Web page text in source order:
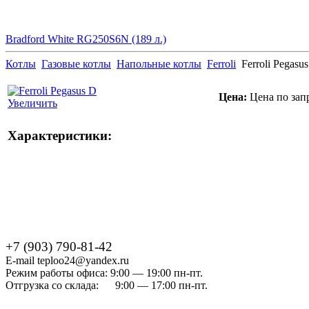
Bradford White RG250S6N (189 л.)
Котлы Газовые котлы Напольные котлы Ferroli Ferroli
Увеличить
Цена: Цена по
Характеристики:
+7 (903) 790-81-42
E-mail teploo24@yandex.ru
Режим работы офиса: 9:00 — 19:00 пн-пт.
Отгрузка со склада: 9:00 — 17:00 пн-пт.